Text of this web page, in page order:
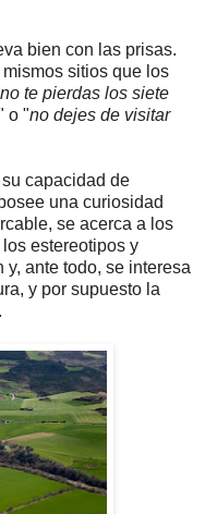
bien con las prisas.
sitios que los
no te pierdas los siete
o "no dejes de visitar
capacidad de
una curiosidad
se acerca a los
estereotipos y
ante todo, se interesa
y por supuesto la